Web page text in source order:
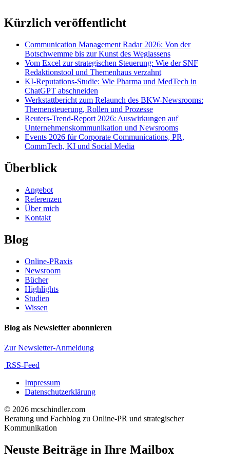
Kürzlich veröffentlicht
Communication Management Radar 2026: Von der
Botschwemme bis zur Kunst des Weglassens
Vom Excel zur strategischen Steuerung: Wie der SNF
Redaktionstool und Themenhaus verzahnt
KI-Reputations-Studie: Wie Pharma und MedTech in
ChatGPT abschneiden
Werkstattbericht zum Relaunch des BKW-Newsrooms:
Themensteuerung, Rollen und Prozesse
Reuters-Trend-Report 2026: Auswirkungen auf
Unternehmenskommunikation und Newsrooms
Events 2026 für Corporate Communications, PR,
CommTech, KI und Social Media
Überblick
Angebot
Referenzen
Über mich
Kontakt
Blog
Online-PRaxis
Newsroom
Bücher
Highlights
Studien
Wissen
Blog als Newsletter abonnieren
Zur Newsletter-Anmeldung
RSS-Feed
Impressum
Datenschutzerklärung
© 2026 mcschindler.com
Beratung und Fachblog zu Online-PR und strategischer
Kommunikation
Neuste Beiträge in Ihre Mailbox